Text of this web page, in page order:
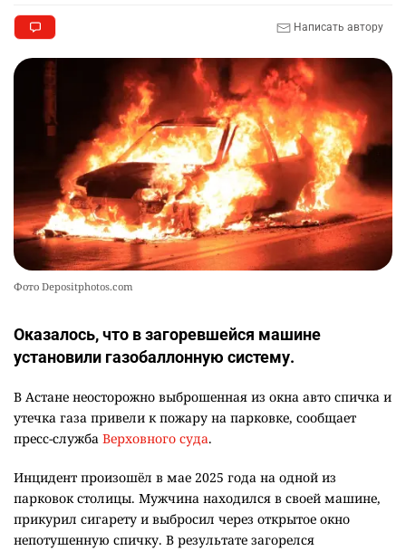
Написать автору
Фото Depositphotos.com
Оказалось, что в загоревшейся машине
установили газобаллонную систему.
В Астане неосторожно выброшенная из окна авто спичка и
утечка газа привели к пожару на парковке, сообщает
пресс-служба Верховного суда.
Инцидент произошёл в мае 2025 года на одной из
парковок столицы. Мужчина находился в своей машине,
прикурил сигарету и выбросил через открытое окно
непотушенную спичку. В результате загорелся